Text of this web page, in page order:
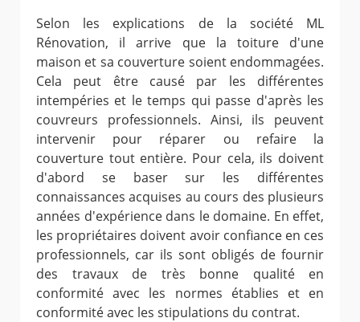
Selon les explications de la société ML
Rénovation, il arrive que la toiture d'une
maison et sa couverture soient endommagées.
Cela peut être causé par les différentes
intempéries et le temps qui passe d'après les
couvreurs professionnels. Ainsi, ils peuvent
intervenir pour réparer ou refaire la
couverture tout entière. Pour cela, ils doivent
d'abord se baser sur les différentes
connaissances acquises au cours des plusieurs
années d'expérience dans le domaine. En effet,
les propriétaires doivent avoir confiance en ces
professionnels, car ils sont obligés de fournir
des travaux de très bonne qualité en
conformité avec les normes établies et en
conformité avec les stipulations du contrat.